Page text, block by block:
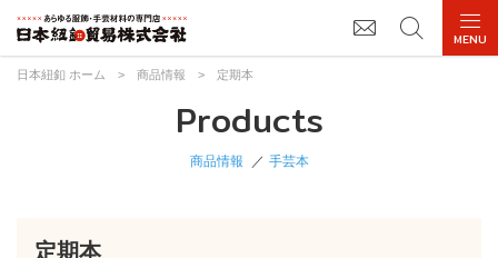
日本紐釦 ホーム > 商品情報 > 定期本
Products
商品情報 手芸本
定期本